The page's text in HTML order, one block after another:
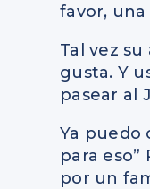
favor,
Tal vez
gusta. Y
pasear al
Ya puedo
para
por un